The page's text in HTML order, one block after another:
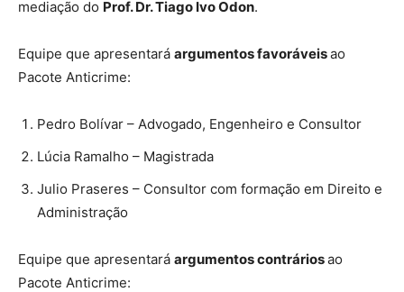
mediação do Prof. Dr. Tiago Ivo Odon.
Equipe que apresentará argumentos favoráveisao
Pacote Anticrime:
Pedro Bolívar – Advogado, Engenheiro e Consultor
Lúcia Ramalho – Magistrada
Julio Praseres – Consultor com formação em Direito e
Administração
Equipe que apresentará argumentos contráriosao
Pacote Anticrime: